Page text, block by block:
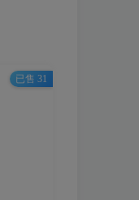
已售 31